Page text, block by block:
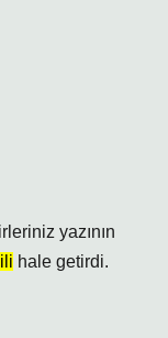
yazının
hale getirdi.